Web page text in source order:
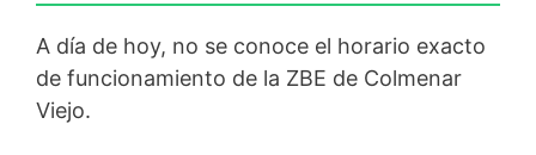
A día de hoy, no se conoce el horario exacto
de funcionamiento de la ZBE de Colmenar
Viejo.